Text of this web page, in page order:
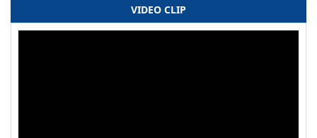
VIDEO CLIP